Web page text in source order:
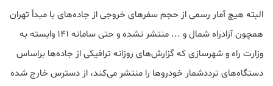
البته هیچ آمار رسمی از حجم سفرهای خروجی از جاده‌های با مبدأ تهران
همچون آزادراه شمال و ... منتشر نشده و حتی سامانه ۱۴۱ وابسته به
وزارت راه و شهرسازی که گزارش‌های روزانه ترافیکی از جاده‌ها براساس
دستگاه‌های ترددشمار خودروها را منتشر می‌کند، از دسترس خارج شده